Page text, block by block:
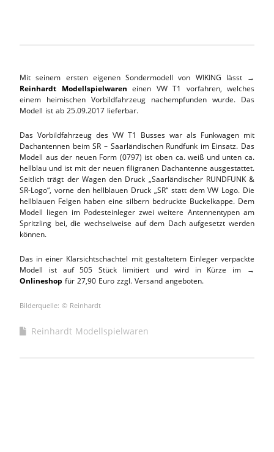
Mit seinem ersten eigenen Sondermodell von WIKING lässt →
Reinhardt Modellspielwaren einen VW T1 vorfahren, welches
einem heimischen Vorbildfahrzeug nachempfunden wurde. Das
Modell ist ab 25.09.2017 lieferbar.
Das Vorbildfahrzeug des VW T1 Busses war als Funkwagen mit
Dachantennen beim SR – Saarländischen Rundfunk im Einsatz. Das
Modell aus der neuen Form (0797) ist oben ca. weiß und unten ca.
hellblau und ist mit der neuen filigranen Dachantenne ausgestattet.
Seitlich trägt der Wagen den Druck „Saarländischer RUNDFUNK &
SR-Logo“, vorne den hellblauen Druck „SR“ statt dem VW Logo. Die
hellblauen Felgen haben eine silbern bedruckte Buckelkappe. Dem
Modell liegen im Podesteinleger zwei weitere Antennentypen am
Spritzling bei, die wechselweise auf dem Dach aufgesetzt werden
können.
Das in einer Klarsichtschachtel mit gestaltetem Einleger verpackte
Modell ist auf 505 Stück limitiert und wird in Kürze im →
Onlineshop für 27,90 Euro zzgl. Versand angeboten.
Bilderquelle: © Reinhardt
Reinhardt Modellspielwaren